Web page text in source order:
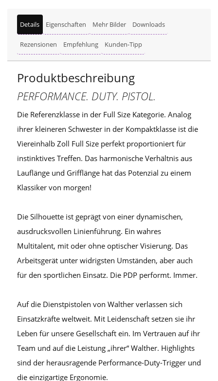
Details Eigenschaften Mehr Bilder Downloads
Rezensionen Empfehlung Kunden-Tipp
Produktbeschreibung
PERFORMANCE. DUTY. PISTOL.
Die Referenzklasse in der Full Size Kategorie. Analog
ihrer kleineren Schwester in der Kompaktklasse ist die
Viereinhalb Zoll Full Size perfekt proportioniert für
instinktives Treffen. Das harmonische Verhältnis aus
Lauflänge und Grifflänge hat das Potenzial zu einem
Klassiker von morgen!
Die Silhouette ist geprägt von einer dynamischen,
ausdrucksvollen Linienführung. Ein wahres
Multitalent, mit oder ohne optischer Visierung. Das
Arbeitsgerät unter widrigsten Umständen, aber auch
für den sportlichen Einsatz. Die PDP performt. Immer.
Auf die Dienstpistolen von Walther verlassen sich
Einsatzkräfte weltweit. Mit Leidenschaft setzen sie ihr
Leben für unsere Gesellschaft ein. Im Vertrauen auf ihr
Team und auf die Leistung „ihrer“ Walther. Highlights
sind der herausragende Performance-Duty-Trigger und
die einzigartige Ergonomie.